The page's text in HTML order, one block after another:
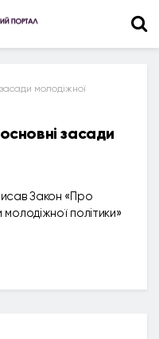
молодіжної
засади
Закон «Про
політики»